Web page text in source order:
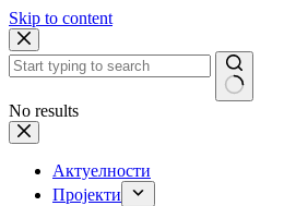
Skip to content
No results
Актуелности
Пројекти